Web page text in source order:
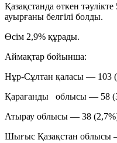
Қазақстанда өткен
ауырғаны белгілі болды.
Өсім 2,9% құрады.
Аймақтар бойынша:
Нұр-Сұлтан қаласы — 103
Қарағанды облысы — 58
Атырау облысы — 38
Шығыс Қазақстан облысы